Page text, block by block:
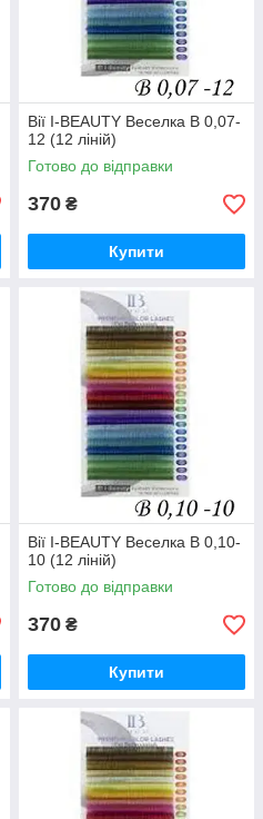
Вії I-BEAUTY Веселка B 0,07-
12 (12 ліній)
Готово до відправки
370 ₴
Купити
Вії I-BEAUTY Веселка B 0,10-
10 (12 ліній)
Готово до відправки
370 ₴
Купити